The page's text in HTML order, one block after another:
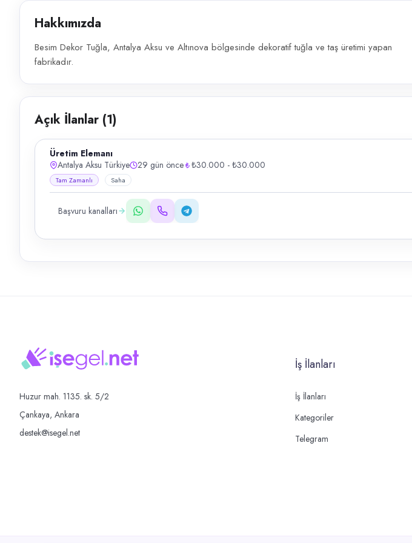
Hakkımızda
Besim Dekor Tuğla, Antalya Aksu ve Altınova bölgesinde dekoratif tuğla ve taş üretimi yapan
fabrikadır.
Açık İlanlar (1)
Üretim Elemanı
Antalya Aksu Türkiye
29 gün önce ₺30.000 - ₺30.000
Tam Zamanlı Saha
Başvuru kanalları
Huzur mah. 1135. sk. 5/2
Çankaya, Ankara
destek@isegel.net
İş İlanları
İş İlanları
Kategoriler
Telegram